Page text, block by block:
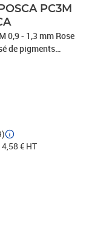
PC3M
0,9 - 1,3 mm Rose
de pigments
écrire, dessiner
alcool,
et ne traverse pas
sur
surfaces lisses
miscibles
une fois
NON
€ HT